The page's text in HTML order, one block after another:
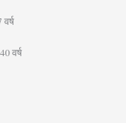
वर्ष
40 वर्ष